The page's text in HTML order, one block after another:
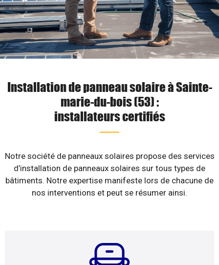
Installation de panneau solaire à Sainte-
marie-du-bois (53) :
installateurs certifiés
Notre société de panneaux solaires propose des services
d’installation de panneaux solaires sur tous types de
bâtiments. Notre expertise manifeste lors de chacune de
nos interventions et peut se résumer ainsi.